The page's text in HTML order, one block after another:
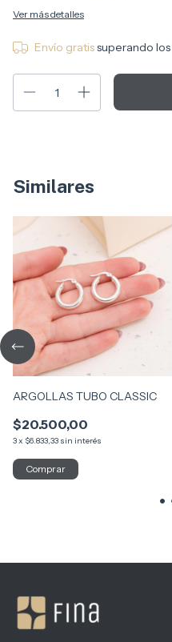
Ver más detalles
Envío gratissuperando los
Similares
ARGOLLAS TUBO CLASSIC
$20.500,00
3x $6.833,33 sin interés